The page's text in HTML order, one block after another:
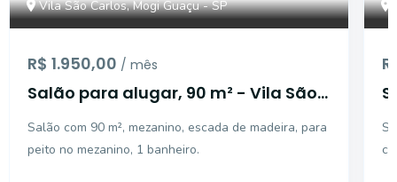
Vila São Carlos, Mogi Guaçu - SP
R$ 1.950,00 / mês
Salão para alugar, 90 m² - Vila São
Salão com 90 m², mezanino, escada de madeira, para
peito no mezanino, 1 banheiro.